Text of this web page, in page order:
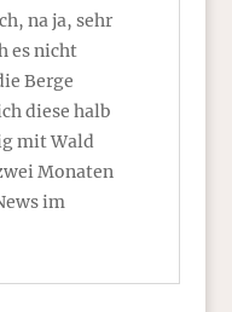
na ja, sehr
es nicht
Berge
diese halb
mit Wald
Monaten
im